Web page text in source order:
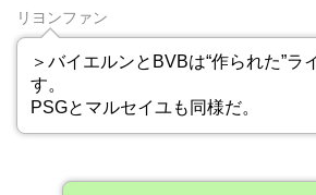
リヨンファン
＞バイエルンとBVBは“作られた”ラ
す。
PSGとマルセイユも同様だ。